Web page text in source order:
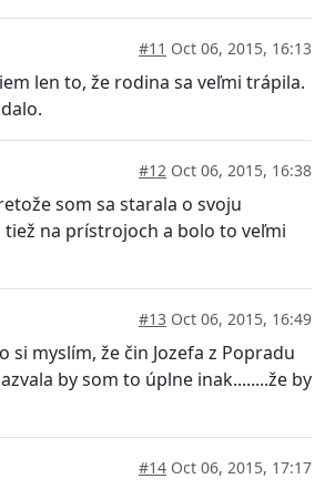
#11 Oct 06, 2015, 16:13
len to, že rodina sa veľmi trápila.
#12 Oct 06, 2015, 16:38
som sa starala o svoju
na prístrojoch a bolo to veľmi
#13 Oct 06, 2015, 16:49
si myslím, že čin Jozefa z Popradu
by som to úplne inak........že by
#14 Oct 06, 2015, 17:17